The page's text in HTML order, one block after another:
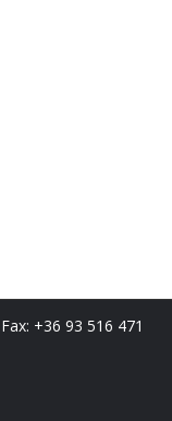
+36 93 516 471